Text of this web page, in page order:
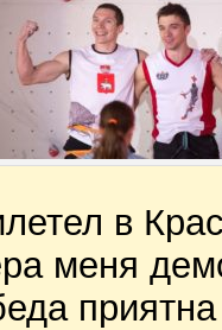
в
меня